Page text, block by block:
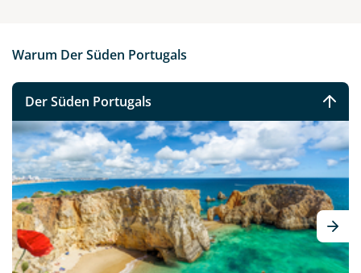
Warum Der Süden Portugals
Der Süden Portugals